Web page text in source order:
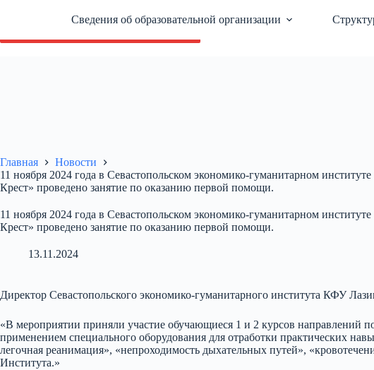
Версия сайта для слабовидящих
Сведения об образовательной организации
Главная
Новости
11 ноября 2024 года в Севастопольском экономико-гуманитарном
Крест» проведено занятие по оказанию первой помощи.
11 ноября 2024 года в Севастопольском экономико-гуманитарном
Крест» проведено занятие по оказанию первой помощи.
13.11.2024
Директор Севастопольского экономико-гуманитарного института КФУ
«В мероприятии приняли участие обучающиеся 1 и 2 курсов
применением специального оборудования для отработки практических
легочная реанимация», «непроходимость дыхательных путей»,
Института.»